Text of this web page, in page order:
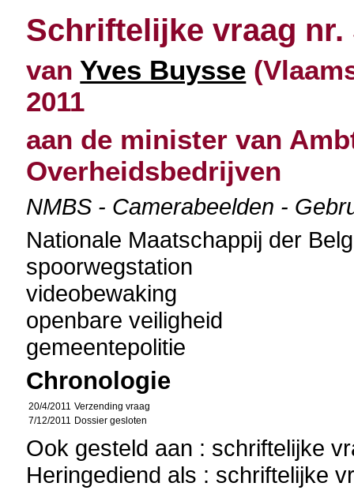
Schriftelijke vraag nr.
vanYves Buysse
2011
aan de minister van
Overheidsbedrijven
NMBS - Camerabeelden -
Nationale Maatschappij der
spoorwegstation
videobewaking
openbare veiligheid
gemeentepolitie
Chronologie
20/4/2011 Verzending vraag
7/12/2011 Dossier gesloten
Ook gesteld aan : schriftelijke
Heringediend als : schriftelijke